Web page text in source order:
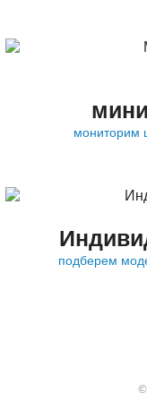
мониторим
подберем
©